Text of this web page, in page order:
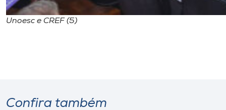
Unoesc e CREF (5)
Confira também